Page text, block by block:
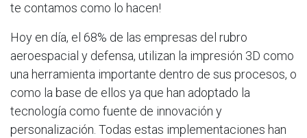
te contamos como lo hacen!
Hoy en día, el 68% de las empresas del rubro
aeroespacial y defensa, utilizan la impresión 3D como
una herramienta importante dentro de sus procesos, o
como la base de ellos ya que han adoptado la
tecnología como fuente de innovación y
personalización. Todas estas implementaciones han